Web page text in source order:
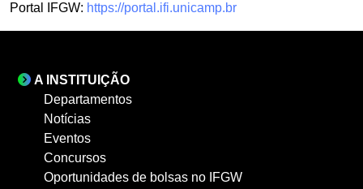
Portal IFGW: https://portal.ifi.unicamp.br
A INSTITUIÇÃO
Departamentos
Notícias
Eventos
Concursos
Oportunidades de bolsas no IFGW